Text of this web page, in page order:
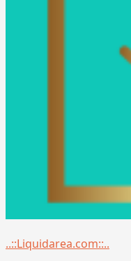
Menu
..::Liquidarea.com::..